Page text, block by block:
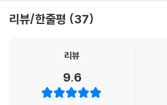
고추장삼겹살 154
돼지고기두루치기 158
할 수 있도록 레시피 곳곳에 깨알같은 ‘황금팁
아니라 요리가 어려운 초보들에게는 이를 대
등 맛을 내기 위한 팁들도 다양하게 수록했다.
로 맛집 같은 맛을 내보자.
리뷰/한줄평 37
리뷰
9.6